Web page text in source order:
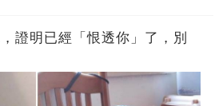
證明已經「恨透你」了，別